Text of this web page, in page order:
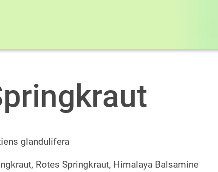
glandulifera
Rotes Springkraut, Himalaya Balsamine